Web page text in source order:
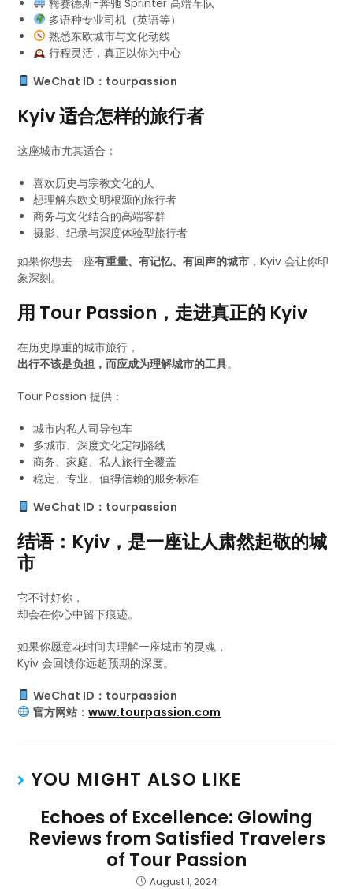
梅赛德斯-奔驰 Sprinter 高端车队
多语种专业司机（英语等）
熟悉东欧城市与文化动线
行程灵活，真正以你为中心
WeChat ID：tourpassion
Kyiv 适合怎样的旅行者
这座城市尤其适合：
喜欢历史与宗教文化的人
想理解东欧文明根源的旅行者
商务与文化结合的高端客群
摄影、纪录与深度体验型旅行者
如果你想去一座有重量、有记忆、有回声的城市 ，Kyiv 会让你印
象深刻。
用 Tour Passion，走进真正的 Kyiv
在历史厚重的城市旅行，
出行不该是负担，而应成为理解城市的工具。
Tour Passion 提供：
城市内私人司导包车
多城市、深度文化定制路线
商务、家庭、私人旅行全覆盖
稳定、专业、值得信赖的服务标准
WeChat ID：tourpassion
结语：Kyiv，是一座让人肃然起敬的城
市
它不讨好你，
却会在你心中留下痕迹。
如果你愿意花时间去理解一座城市的灵魂，
Kyiv 会回馈你远超预期的深度。
WeChat ID：tourpassion
官方网站：www.tourpassion.com
YOU MIGHT ALSO LIKE
Echoes of Excellence: Glowing
Reviews from Satisfied Travelers
of Tour Passion
August 1, 2024